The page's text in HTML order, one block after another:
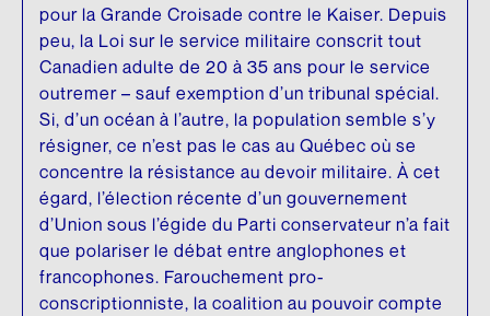
pour la Grande Croisade contre le Kaiser. Depuis
peu, la Loi sur le service militaire conscrit tout
Canadien adulte de 20 à 35 ans pour le service
outremer – sauf exemption d’un tribunal spécial.
Si, d’un océan à l’autre, la population semble s’y
résigner, ce n’est pas le cas au Québec où se
concentre la résistance au devoir militaire. À cet
égard, l’élection récente d’un gouvernement
d’Union sous l’égide du Parti conservateur n’a fait
que polariser le débat entre anglophones et
francophones. Farouchement pro-
conscriptionniste, la coalition au pouvoir compte